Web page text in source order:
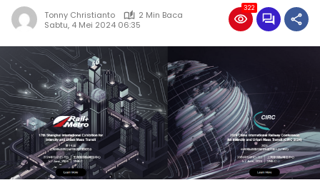
Tonny Christianto
2 Min Baca
Sabtu, 4 Mei 2024 06:35
322